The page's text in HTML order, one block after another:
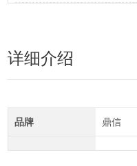
详细介绍
品牌 鼎信